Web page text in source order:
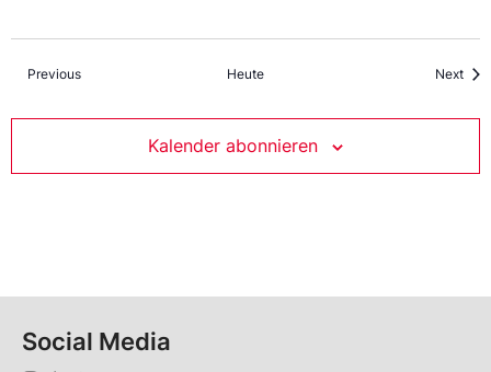
PreviousVeranstaltungen Heute Next
Kalender abonnieren
Social Media